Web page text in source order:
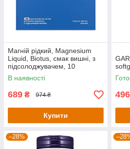
Магній рідкий, Magnesium
Liquid, Biotus, смак вишні, з
підсолоджувачем, 10
флаконів по 20 мл кожен
В наявності
689 ₴ 974 ₴
Купити
496
–28%